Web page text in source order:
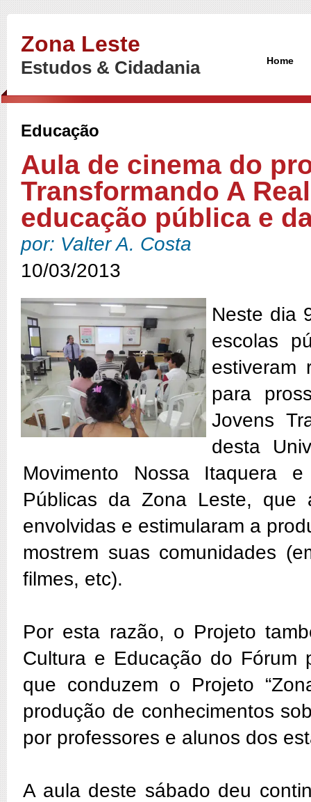
Zona Leste
Estudos & Cidadania Home
Educação
Aula de cinema do
Transformando A
educação pública e
por: Valter A. Costa
10/03/2013
Neste dia
escolas
estiveram
para
Jovens
desta
Movimento Nossa Itaquera
Públicas da Zona Leste, que
envolvidas e estimularam a
mostrem suas comunidades
filmes, etc).
Por esta razão, o Projeto
Cultura e Educação do Fórum
que conduzem o Projeto
produção de conhecimentos
por professores e alunos dos
A aula deste sábado deu